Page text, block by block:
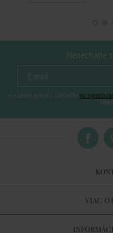
Nenechajte
vložením e-mailu súhlasíte so
VIAC O